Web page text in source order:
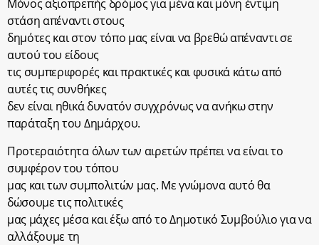
Μόνος αξιοπρεπής δρόμος για μένα και μόνη έντιμη
στάση απέναντι στους
δημότες και στον τόπο μας είναι να βρεθώ απέναντι σε
αυτού του είδους
τις συμπεριφορές και πρακτικές και φυσικά κάτω από
αυτές τις συνθήκες
δεν είναι ηθικά δυνατόν συγχρόνως να ανήκω στην
παράταξη του Δημάρχου.
Προτεραιότητα όλων των αιρετών πρέπει να είναι το
συμφέρον του τόπου
μας και των συμπολιτών μας. Με γνώμονα αυτό θα
δώσουμε τις πολιτικές
μας μάχες μέσα και έξω από το Δημοτικό Συμβούλιο για να
αλλάξουμε τη